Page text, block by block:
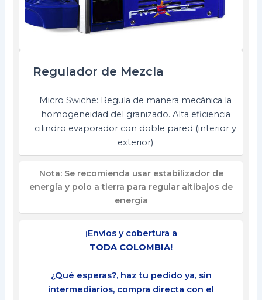
Regulador de Mezcla
Micro Swiche: Regula de manera mecánica la
homogeneidad del granizado. Alta eficiencia
cilindro evaporador con doble pared (interior y
exterior)
Nota: Se recomienda usar estabilizador de
energía y polo a tierra para regular altibajos de
energía
¡Envíos y cobertura a
TODA COLOMBIA!
¿Qué esperas?, haz tu pedido ya, sin
intermediarios, compra directa con el